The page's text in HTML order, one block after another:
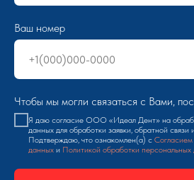
Ваш номер
Чтобы мы могли связаться с Вами,
Я даю согласие ООО «Идеал Дент» на
данных для обработки заявки, обратной связи
Подтверждаю, что ознакомлен(а) с Согласием
данных и Политикой обработки персональных